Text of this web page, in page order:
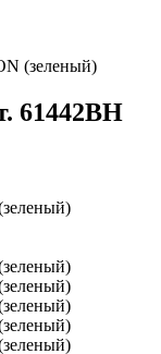
(зеленый)
61442BH